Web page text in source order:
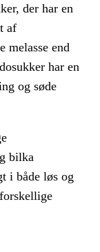
der har en
af
melasse end
har en
og søde
bilka
i både løs og